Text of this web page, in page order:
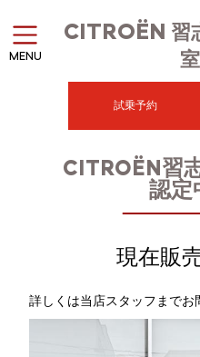
CITROËN 習
室
MENU
試乗予約
CITROËN習
認定
現在販
詳しくは当店スタッフまでお